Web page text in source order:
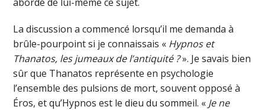
La discussion a commencé lorsqu’il me demanda à
brûle-pourpoint si je connaissais « Hypnos et
Thanatos, les jumeaux de l’antiquité ?». Je savais bien
sûr que Thanatos représente en psychologie
l’ensemble des pulsions de mort, souvent opposé à
Éros, et qu’Hypnos est le dieu du sommeil. « Je ne